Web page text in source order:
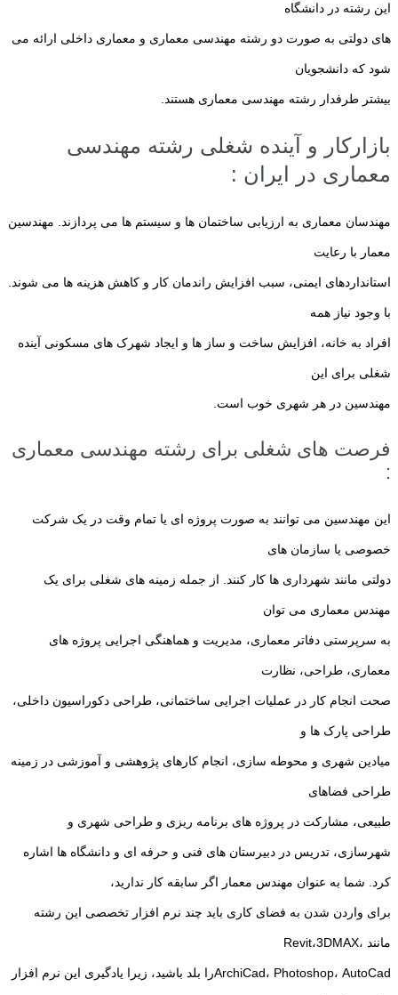
این رشته در دانشگاه
های دولتی به صورت دو رشته مهندسی معماری و معماری داخلی ارائه می
شود که دانشجویان
بیشتر طرفدار رشته مهندسی معماری هستند.
بازارکار و آینده شغلی رشته مهندسی
معماری در ایران :
مهندسان معماری به ارزیابی ساختمان ها و سیستم ها می پردازند. مهندسین
معمار با رعایت
استانداردهای ایمنی، سبب افزایش راندمان کار و کاهش هزینه ها می شوند.
با وجود نیاز همه
افراد به خانه، افزایش ساخت و ساز ها و ایجاد شهرک های مسکونی آینده
شغلی برای این
مهندسین در هر شهری خوب است.
فرصت های شغلی برای رشته مهندسی معماری
:
این مهندسین می توانند به صورت پروژه ای یا تمام وقت در یک شرکت
خصوصی یا سازمان های
دولتی مانند شهرداری ها کار کنند. از جمله زمینه های شغلی برای یک
مهندس معماری می توان
به سرپرستی دفاتر معماری، مدیریت و هماهنگی اجرایی پروژه های
معماری، طراحی، نظارت
صحت انجام کار در عملیات اجرایی ساختمانی، طراحی دکوراسیون داخلی،
طراحی پارک ها و
میادین شهری و محوطه سازی، انجام کارهای پژوهشی و آموزشی در زمینه
طراحی فضاهای
طبیعی، مشارکت در پروژه های برنامه ریزی و طراحی شهری و
شهرسازی، تدریس در دبیرستان های فنی و حرفه ای و دانشگاه ها اشاره
کرد. شما به عنوان مهندس معمار اگر سابقه کار ندارید،
برای واردن شدن به فضای کاری باید چند نرم افزار تخصصی این رشته
مانند ،Revit،3DMAX
ArchiCad، Photoshop، AutoCadرا بلد باشید، زیرا یادگیری این نرم افزار